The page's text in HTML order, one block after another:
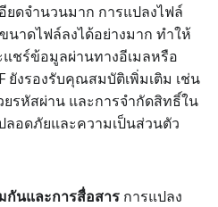
ยดจำนวนมาก การแปลงไฟล์
นาดไฟล์ลงได้อย่างมาก ทำให้
แชร์ข้อมูลผ่านทางอีเมลหรือ
ยังรองรับคุณสมบัติเพิ่มเติม เช่น
รหัสผ่าน และการจำกัดสิทธิ์ใน
ลอดภัยและความเป็นส่วนตัว
กันและการสื่อสาร การแปลง